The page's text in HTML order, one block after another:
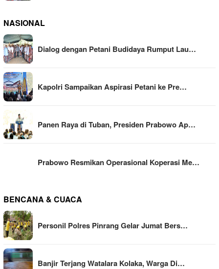
NASIONAL
Dialog dengan Petani Budidaya Rumput Lau…
Kapolri Sampaikan Aspirasi Petani ke Pre…
Panen Raya di Tuban, Presiden Prabowo Ap…
Prabowo Resmikan Operasional Koperasi Me…
BENCANA & CUACA
Personil Polres Pinrang Gelar Jumat Bers…
Banjir Terjang Watalara Kolaka, Warga Di…